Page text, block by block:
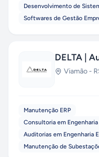
Desenvolvimento de
Softwares de Gestão
DELTA |
Viamão -
Manutenção ERP
Consultoria em
Auditorias em Engenharia
Manutenção de